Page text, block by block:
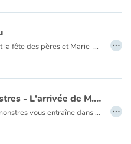
Dans cinq jours, c'est la fête des pères et Marie-Lou n'a pas de cadeau. Le ouistiti qu'elle a fait à l'école est raté. Ses autres idées sont trop difficiles à réaliser. Et sa tirelire désespérément vide. Pourtant, Marie-Lou est bien décidée à offrir à son papa un cadeau magnifique, surprenant, original. Un cadeau qu'il n'oubliera jamais. Et quand Marie-Lou a décidé quelque chose... …
Alex et les Monstres - L'arrivée de M.Flat
La série Alex et les monstres vous entraîne dans un univers cocasse où règnent dans un joyeux désordre péripéties, humour et littérature (oui, littérature !).
ici :
…